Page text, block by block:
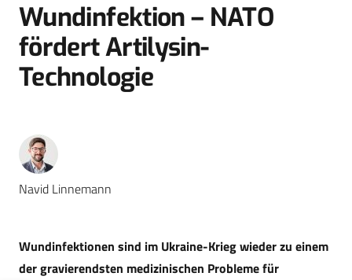
Wundinfektion – NATO
fördert Artilysin-
Technologie
Navid Linnemann
Wundinfektionen sind im Ukraine-Krieg wieder zu einem
der gravierendsten medizinischen Probleme für